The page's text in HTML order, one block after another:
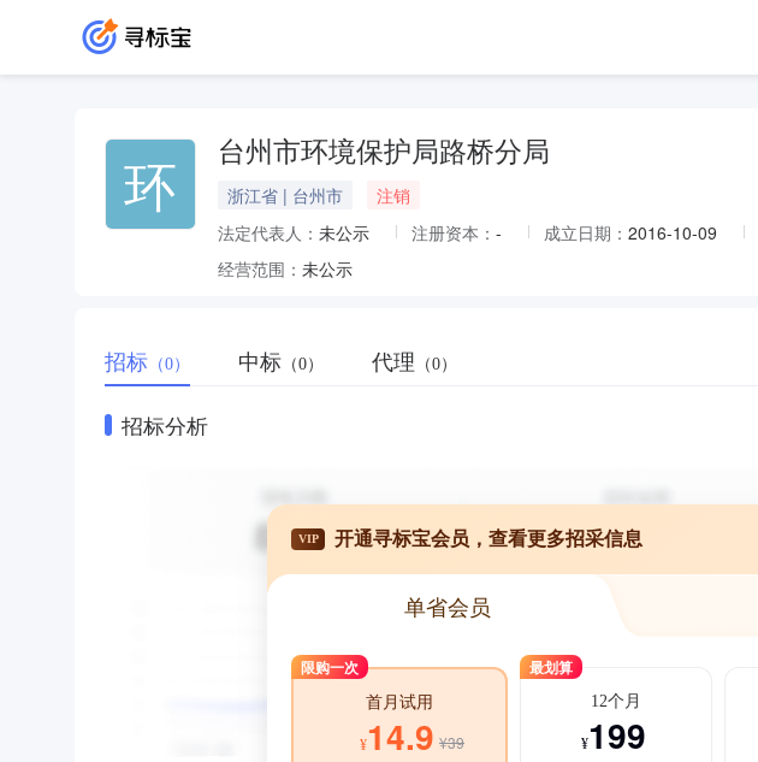
环 台州市环境保护局路桥分局
浙江省 | 台州市
注销
法定代表人： 未公示 注册资本： - 成立日期： 2016-10-09
经营范围： 未公示
招标 （0） 中标 （0） 代理 （0）
招标分析
VIP 开通寻标宝会员，查看更多招采信息
单省会员
限购一次
首月试用
¥14.9 ¥39
最划算
12个月
¥199